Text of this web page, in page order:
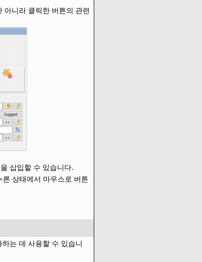
아니라 클릭한 버튼의 관련
삽입할 수 있습니다.
른 상태에서 마우스로 버튼
는 데 사용할 수 있습니